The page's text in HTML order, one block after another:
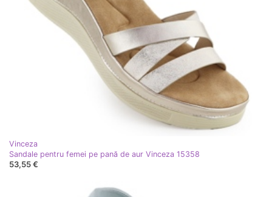
Vinceza
Sandale pentru femei pe pană de aur Vinceza 15358
53,55 €